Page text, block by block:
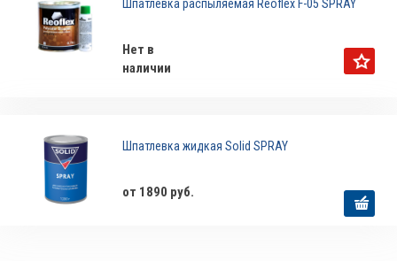
Шпатлевка распыляемая Reoflex F-05 SPRAY
Нет в
наличии
Шпатлевка жидкая Solid SPRAY
от 1890 руб.